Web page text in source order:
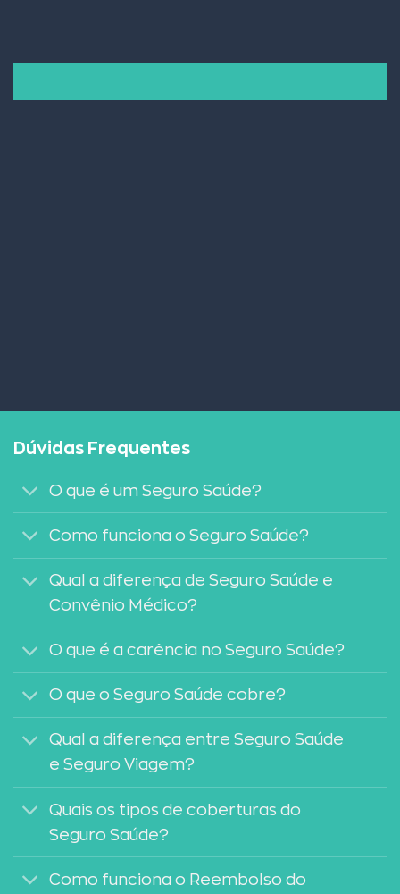
Dúvidas Frequentes
O que é um Seguro Saúde?
Como funciona o Seguro Saúde?
Qual a diferença de Seguro Saúde e
Convênio Médico?
O que é a carência no Seguro Saúde?
O que o Seguro Saúde cobre?
Qual a diferença entre Seguro Saúde
e Seguro Viagem?
Quais os tipos de coberturas do
Seguro Saúde?
Como funciona o Reembolso do